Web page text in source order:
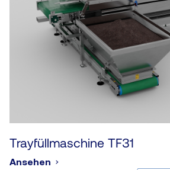
Trayfüllmaschine TF31
Ansehen